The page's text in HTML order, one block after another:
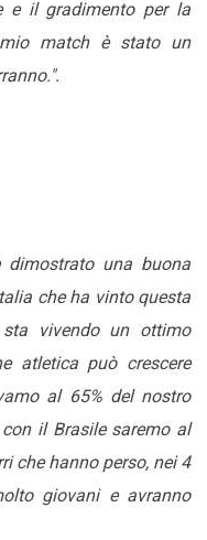
e il gradimento per la
match è stato un
dimostrato una buona
che ha vinto questa
vivendo un ottimo
atletica può crescere
al 65% del nostro
il Brasile saremo al
che hanno perso, nei 4
giovani e avranno